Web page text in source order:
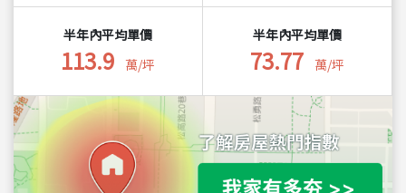
半年內平均單價
113.9 萬/坪
半年內平均單價
73.77 萬/坪